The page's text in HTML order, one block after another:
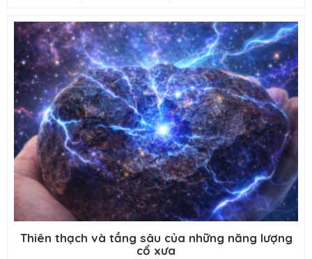
Thiên thạch và tầng sâu của những năng lượng
cổ xưa